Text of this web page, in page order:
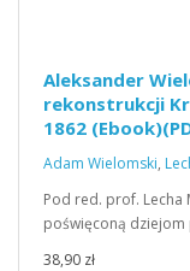
Aleksander
rekonstrukcji
1862
Adam Wielomski,
Pod red. prof. Lecha
poświęconą
38,90 zł